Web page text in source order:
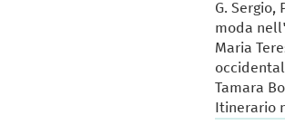
G.
moda
Maria
Tamara
Itinerario